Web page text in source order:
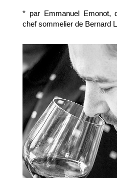
* par Emmanuel Emonot,
chef sommelier de Bernard